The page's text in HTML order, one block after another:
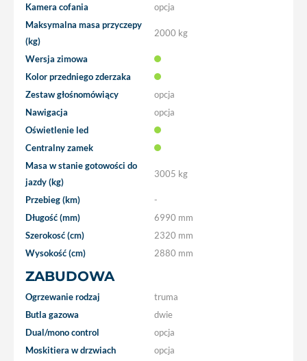
Kamera cofania
opcja
Maksymalna masa przyczepy
(kg)
2000 kg
Wersja zimowa
Kolor przedniego zderzaka
Zestaw głośnomówiący
opcja
Nawigacja
opcja
Oświetlenie led
Centralny zamek
Masa w stanie gotowości do
jazdy (kg)
3005 kg
Przebieg (km)
-
Długość (mm)
6990 mm
Szerokosć (cm)
2320 mm
Wysokość (cm)
2880 mm
ZABUDOWA
Ogrzewanie rodzaj
truma
Butla gazowa
dwie
Dual/mono control
opcja
Moskitiera w drzwiach
opcja